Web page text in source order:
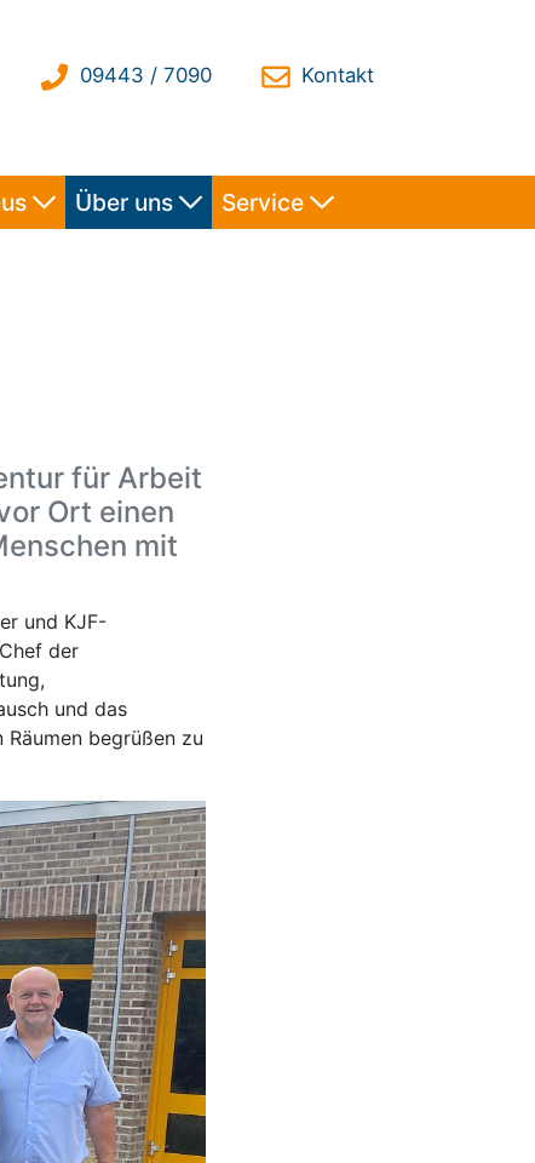
Über uns Service
für Arbeit
Ort einen
mit
und KJF-
der
und das
begrüßen zu